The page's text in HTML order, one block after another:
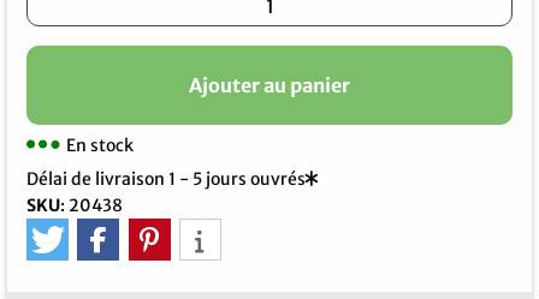
Ajouter au panier
En stock
Délai de livraison 1 - 5 jours ouvrés
SKU: 20438